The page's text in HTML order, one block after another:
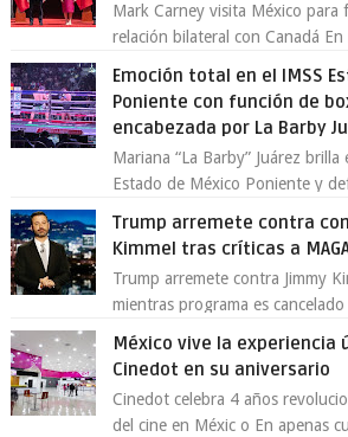
Mark Carney visita México para
relación bilateral con Canadá
Emoción total en el IMSS
Poniente con función de
encabezada por La Barby
Mariana “La Barby” Juárez
Estado de México Poniente y
Trump arremete contra
Kimmel tras críticas a
Trump arremete contra Jimmy
mientras programa es
México vive la experiencia
Cinedot en su aniversario
Cinedot celebra 4 años
del cine en Méxic o En apenas